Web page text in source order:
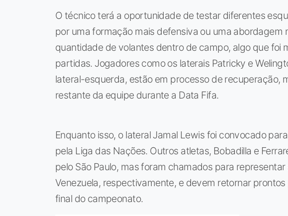
O técnico terá a oportunidade de testar diferentes
por uma formação mais defensiva ou uma abordagem
quantidade de volantes dentro de campo, algo que foi
partidas. Jogadores como os laterais Patricky e
lateral-esquerda, estão em processo de recuperação,
restante da equipe durante a Data Fifa.
Enquanto isso, o lateral Jamal Lewis foi convocado
pela Liga das Nações. Outros atletas, Bobadilla e
pelo São Paulo, mas foram chamados para
Venezuela, respectivamente, e devem retornar
final do campeonato.